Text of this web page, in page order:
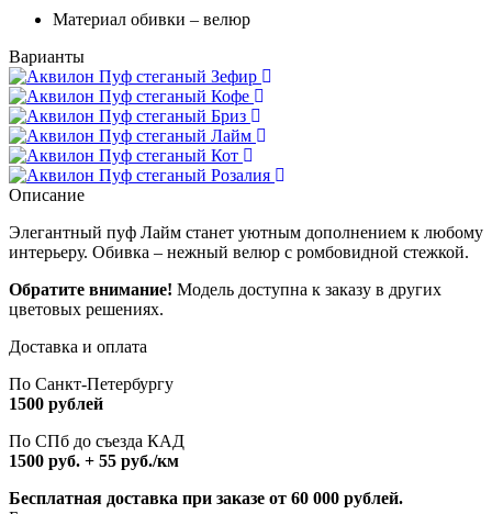
Материал обивки – велюр
Варианты
Описание
Элегантный пуф Лайм станет уютным дополнением к любому
интерьеру. Обивка – нежный велюр с ромбовидной стежкой.
Обратите внимание! Модель доступна к заказу в других
цветовых решениях.
Доставка и оплата
По Санкт-Петербургу
1500 рублей
По СПб до съезда КАД
1500 руб. + 55 руб./км
Бесплатная доставка при заказе от 60 000 рублей.